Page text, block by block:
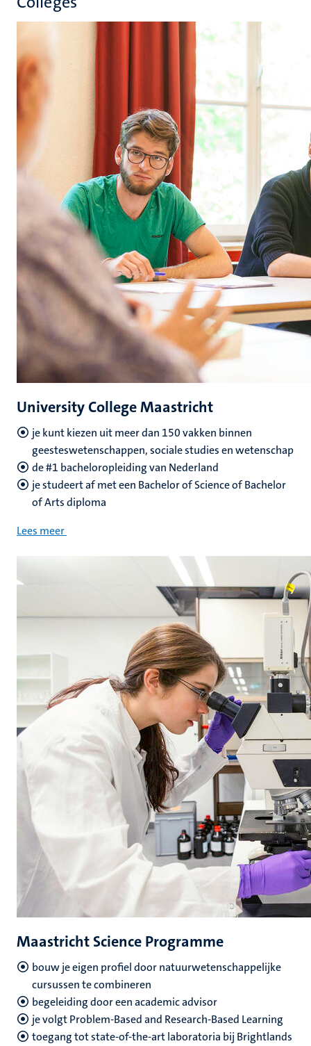
University College Maastricht
je kunt kiezen uit meer dan 150 vakken binnen
geesteswetenschappen, sociale studies en wetenschap
de #1 bacheloropleiding van Nederland
je studeert af met een Bachelor of Science of Bachelor
of Arts diploma
Lees meer
Maastricht Science Programme
bouw je eigen profiel door natuurwetenschappelijke
cursussen te combineren
begeleiding door een academic advisor
je volgt Problem-Based and Research-Based Learning
toegang tot state-of-the-art laboratoria bij Brightlands